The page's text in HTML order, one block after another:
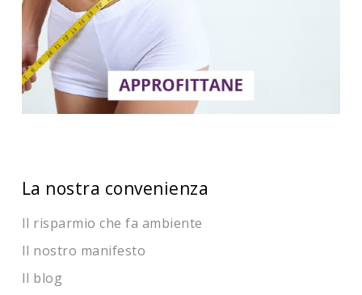
La nostra convenienza
Il risparmio che fa ambiente
Il nostro manifesto
Il blog